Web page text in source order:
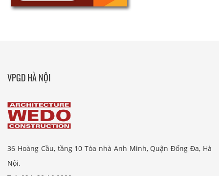
VPGD HÀ NỘI
36 Hoàng Cầu, tầng 10 Tòa nhà Anh Minh, Quận Đống Đa, Hà
Nội.